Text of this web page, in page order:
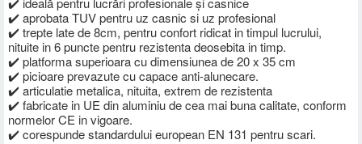
✔️ aprobata TUV pentru uz casnic si uz profesional
✔️ trepte late de 8cm, pentru confort ridicat in timpul lucrului,
nituite in 6 puncte pentru rezistenta deosebita in timp.
✔️ platforma superioara cu dimensiunea de 20 x 35 cm
✔️ picioare prevazute cu capace anti-alunecare.
✔️ articulatie metalica, nituita, extrem de rezistenta
✔️ fabricate in UE din aluminiu de cea mai buna calitate, conform
normelor CE in vigoare.
✔️ corespunde standardului european EN 131 pentru scari.